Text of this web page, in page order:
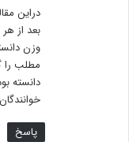
بعد از
وزن
مطلب را
دانسته
پاسخ